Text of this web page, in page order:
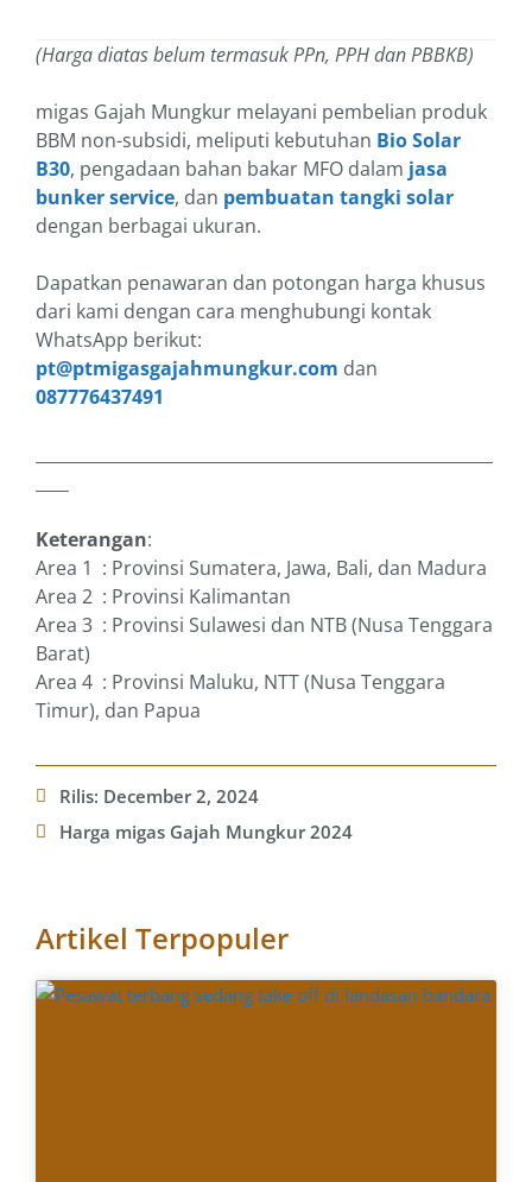
(Harga diatas belum termasuk PPn, PPH dan PBBKB)
migas Gajah Mungkur melayani pembelian produk
BBM non-subsidi, meliputi kebutuhan Bio Solar
B30, pengadaan bahan bakar MFO dalam jasa
bunker service, dan pembuatan tangki solar
dengan berbagai ukuran.
Dapatkan penawaran dan potongan harga khusus
dari kami dengan cara menghubungi kontak
WhatsApp berikut:
pt@ptmigasgajahmungkur.com dan
087776437491
Keterangan:
Area 1 : Provinsi Sumatera, Jawa, Bali, dan Madura
Area 2 : Provinsi Kalimantan
Area 3 : Provinsi Sulawesi dan NTB (Nusa Tenggara
Barat)
Area 4 : Provinsi Maluku, NTT (Nusa Tenggara
Timur), dan Papua
Rilis: December 2, 2024
Harga migas Gajah Mungkur 2024
Artikel Terpopuler